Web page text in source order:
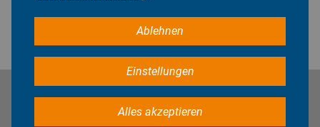
Ablehnen
Einstellungen
Alles akzeptieren